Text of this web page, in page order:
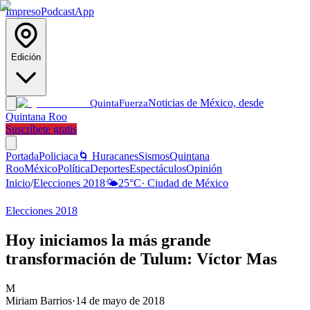
ImpresoPodcastApp
Edición
QuintaFuerzaNoticias de México, desde
Quintana Roo
Suscríbete gratis
PortadaPoliciaca 🌀 HuracanesSismosQuintana
RooMéxicoPolíticaDeportesEspectáculosOpinión
Inicio/Elecciones 2018🌤️25°C· Ciudad de México
Elecciones 2018
Hoy iniciamos la más grande
transformación de Tulum: Víctor Mas
M
Miriam Barrios·14 de mayo de 2018